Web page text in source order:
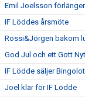
Emil Joelsson
IF Löddes årsmöte
Rossi&Jörgen bakom
God Jul och ett Gott
IF Lödde säljer
Joel klar för IF Lödde